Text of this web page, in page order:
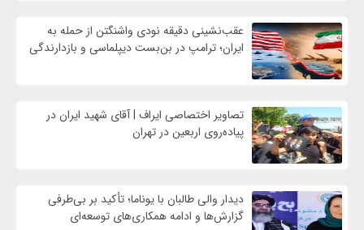
عقب‌نشینی دقیقه نودی واشنگتن از حمله به
ایران؛ ترامپ در بن‌بست دیپلماسی و بازدارندگی
تصاویر اختصاصی ایراف | آقای شهید ایران در
پیاده‌روی اربعین در تهران
دیدار والی طالبان با یوناما؛ تأکید بر بی‌طرفی
گزارش‌ها و ادامه همکاری‌های توسعه‌ای